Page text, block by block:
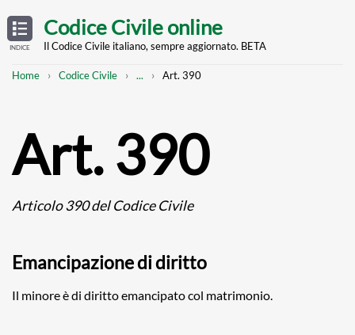
TABLE
OF
CONTENTS
INDICE
main
Codice Civile online
Il Codice Civile italiano, sempre aggiornato. BETA
Breadcrumb
Home Codice Civile
Mostra
... Art. 390
Art. 390
Articolo 390 del Codice Civile
Emancipazione di diritto
Il minore è di diritto emancipato col matrimonio.